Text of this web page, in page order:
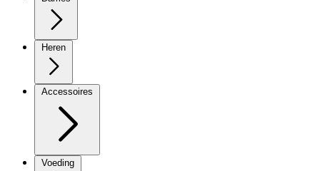
Heren
Accessoires
Voeding